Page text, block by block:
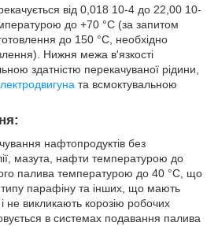
від 0,018 10-4 до 22,00 10-
до +70 °C (за запитом
до 150 °C, необхідно
Нижня межа в'язкості
здатністю перекачуваної рідини,
та всмоктувальною
нафтопродуктів без
мазута, нафти температурою до
палива температурою до 40 °C, що
типу парафіну та інших, що мають
не викликають корозію робочих
в системах подавання палива